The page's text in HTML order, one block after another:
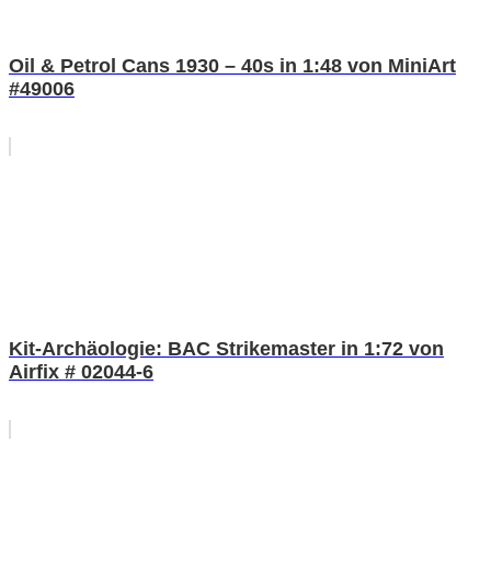
Oil & Petrol Cans 1930 – 40s in 1:48 von MiniArt
#49006
Kit-Archäologie: BAC Strikemaster in 1:72 von
Airfix # 02044-6